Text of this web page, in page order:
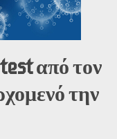
από τον
την